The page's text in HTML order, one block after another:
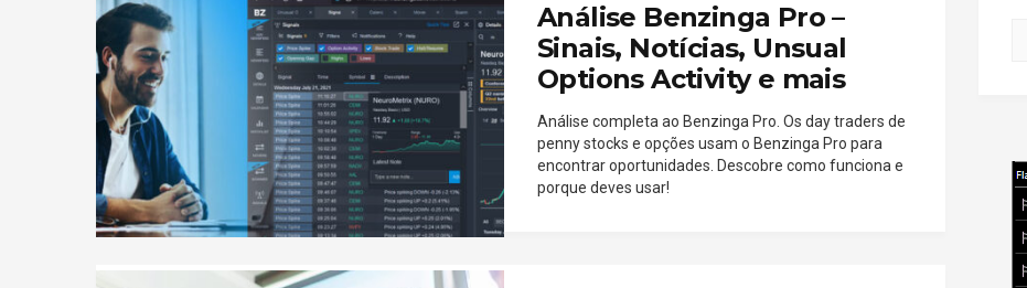
Análise Benzinga Pro –
Sinais, Notícias, Unsual
Options Activity e mais
Análise completa ao Benzinga Pro. Os day traders de
penny stocks e opções usam o Benzinga Pro para
encontrar oportunidades. Descobre como funciona e
porque deves usar!